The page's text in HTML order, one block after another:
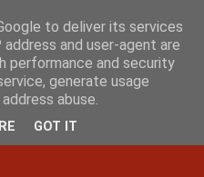
to deliver its services
and user-agent are
performance and security
generate usage
abuse.
GOT IT